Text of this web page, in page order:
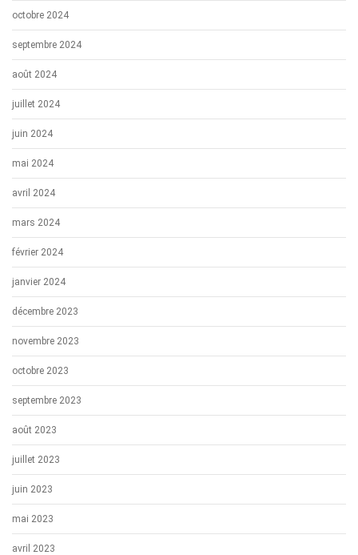
octobre 2024
septembre 2024
août 2024
juillet 2024
juin 2024
mai 2024
avril 2024
mars 2024
février 2024
janvier 2024
décembre 2023
novembre 2023
octobre 2023
septembre 2023
août 2023
juillet 2023
juin 2023
mai 2023
avril 2023